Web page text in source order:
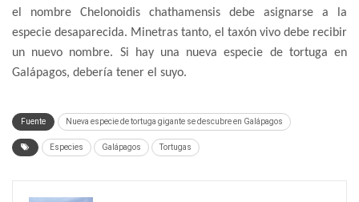
el nombre Chelonoidis chathamensis debe asignarse a la
especie desaparecida. Minetras tanto, el taxón vivo debe recibir
un nuevo nombre. Si hay una nueva especie de tortuga en
Galápagos, debería tener el suyo.
Fuente Nueva especie de tortuga gigante se descubre en Galápagos
Especies Galápagos Tortugas